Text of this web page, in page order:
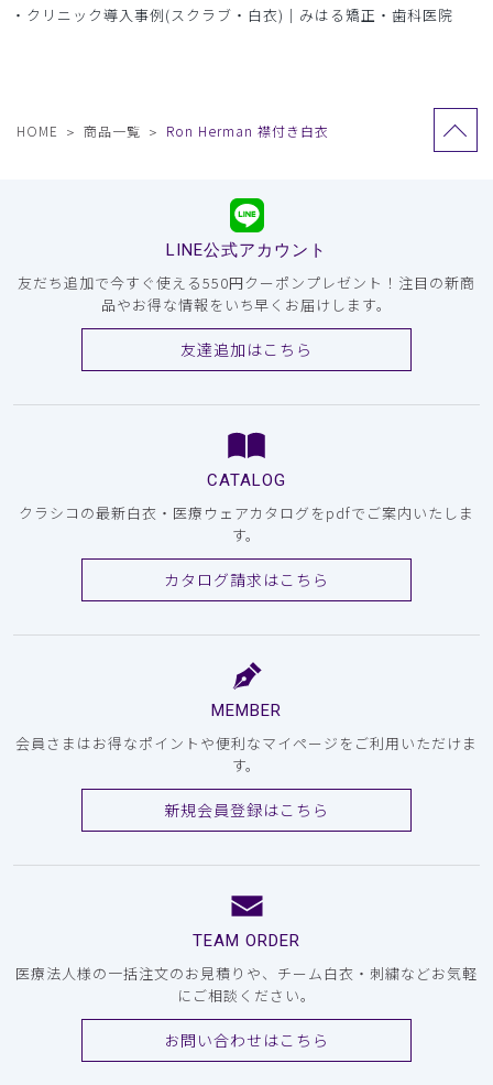
クリニック導入事例(スクラブ・白衣)｜みはる矯正・歯科医院
HOME 商品一覧 Ron Herman 襟付き白衣
LINE公式アカウント
友だち追加で今すぐ使える550円クーポンプレゼント！注目の新商
品やお得な情報をいち早くお届けします。
友達追加はこちら
CATALOG
クラシコの最新白衣・医療ウェアカタログをpdfでご案内いたしま
す。
カタログ請求はこちら
MEMBER
会員さまはお得なポイントや便利なマイページをご利用いただけま
す。
新規会員登録はこちら
TEAM ORDER
医療法人様の一括注文のお見積りや、チーム白衣・刺繍などお気軽
にご相談ください。
お問い合わせはこちら